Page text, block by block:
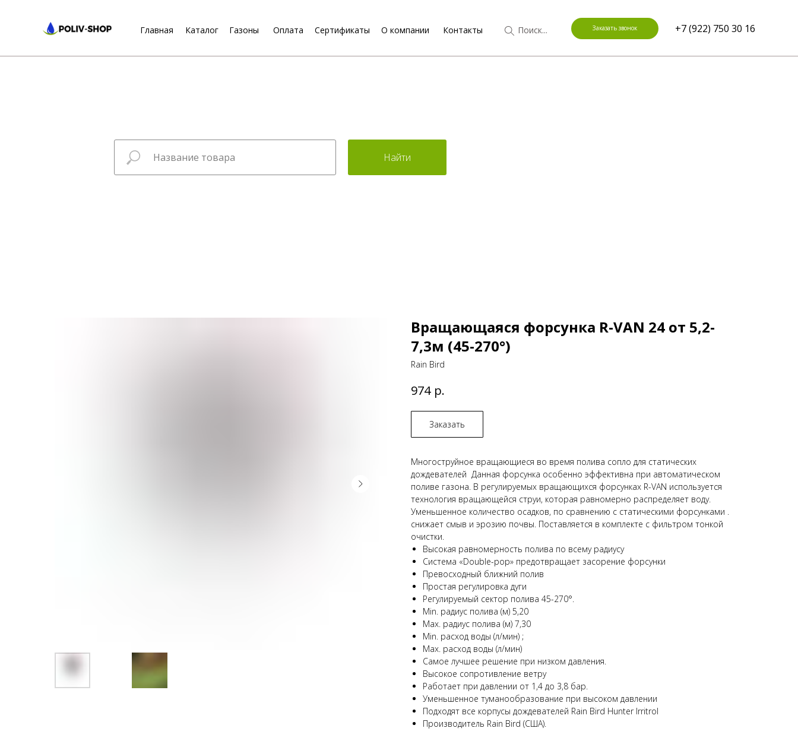
Заказать звонок +7 (922) 750 30 16
Главная Каталог Газоны Оплата Сертификаты О компании Контакты Поиск...
Найти
Вращающаяся форсунка R-VAN 24 от 5,2-
7,3м (45-270°)
Rain Bird
974 р.
Заказать
Многоструйное вращающиеся во время полива сопло для статических
дождевателей Данная форсунка особенно эффективна при автоматическом
поливе газона. В регулируемых вращающихся форсунках R-VAN используется
технология вращающейся струи, которая равномерно распределяет воду.
Уменьшенное количество осадков, по сравнению с статическими форсунками .
снижает смыв и эрозию почвы. Поставляется в комплекте с фильтром тонкой
очистки.
Высокая равномерность полива по всему радиусу
Система «Double-pop» предотвращает засорение форсунки
Превосходный ближний полив
Простая регулировка дуги
Регулируемый сектор полива 45-270°.
Min. радиус полива (м) 5,20
Max. радиус полива (м) 7,30
Min. расход воды (л/мин) ;
Max. расход воды (л/мин)
Самое лучшее решение при низком давления.
Высокое сопротивление ветру
Работает при давлении от 1,4 до 3,8 бар.
Уменьшенное туманообразование при высоком давлении
Подходят все корпусы дождевателей Rain Bird Hunter Irritrol
Производитель Rain Bird (США).